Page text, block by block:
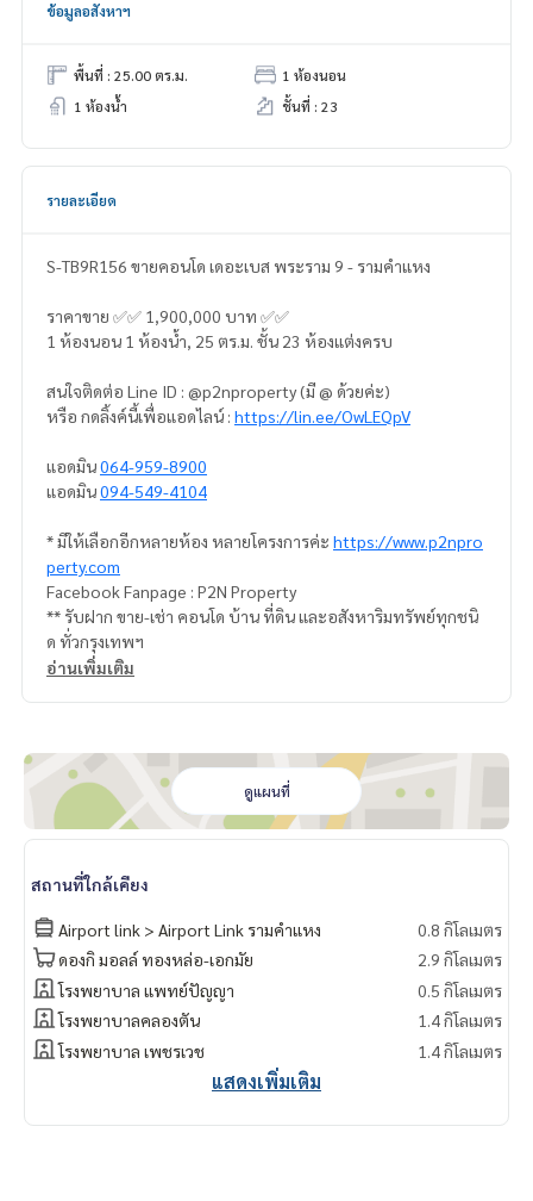
ข้อมูลอสังหาฯ
พื้นที่ : 25.00 ตร.ม.
1 ห้องนอน
1 ห้องน้ำ
ชั้นที่ : 23
รายละเอียด
S-TB9R156 ขายคอนโด เดอะเบส พระราม 9 - รามคำแหง
ราคาขาย ✅✅ 1,900,000 บาท ✅✅
1 ห้องนอน 1 ห้องน้ำ, 25 ตร.ม. ชั้น 23 ห้องแต่งครบ
สนใจติดต่อ Line ID : @p2nproperty (มี @ ด้วยค่ะ)
หรือ กดลิ้งค์นี้เพื่อแอดไลน์ : https://lin.ee/OwLEQpV
แอดมิน064-959-8900
แอดมิน094-549-4104
* มีให้เลือกอีกหลายห้อง หลายโครงการค่ะ https://www.p2npro
perty.com
Facebook Fanpage : P2N Property
** รับฝาก ขาย-เช่า คอนโด บ้าน ที่ดิน และอสังหาริมทรัพย์ทุกชนิ
ด ทั่วกรุงเทพฯ
อ่านเพิ่มเติม
ดูแผนที่
สถานที่ใกล้เคียง
Airport link > Airport Link รามคำแหง
0.8 กิโลเมตร
ดองกิ มอลล์ ทองหล่อ-เอกมัย
2.9 กิโลเมตร
โรงพยาบาล แพทย์ปัญญา
0.5 กิโลเมตร
โรงพยาบาลคลองตัน
1.4 กิโลเมตร
โรงพยาบาล เพชรเวช
1.4 กิโลเมตร
แสดงเพิ่มเติม